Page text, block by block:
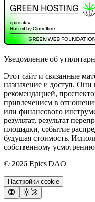
Уведомление об
Этот сайт и связанные
назначение и доступ. Они
рекомендацией,
привлечением в
или финансового
результат, результат
площадки, событие
будущая стоимость.
собственному
© 2026 Epics DAO
Настройки cookie